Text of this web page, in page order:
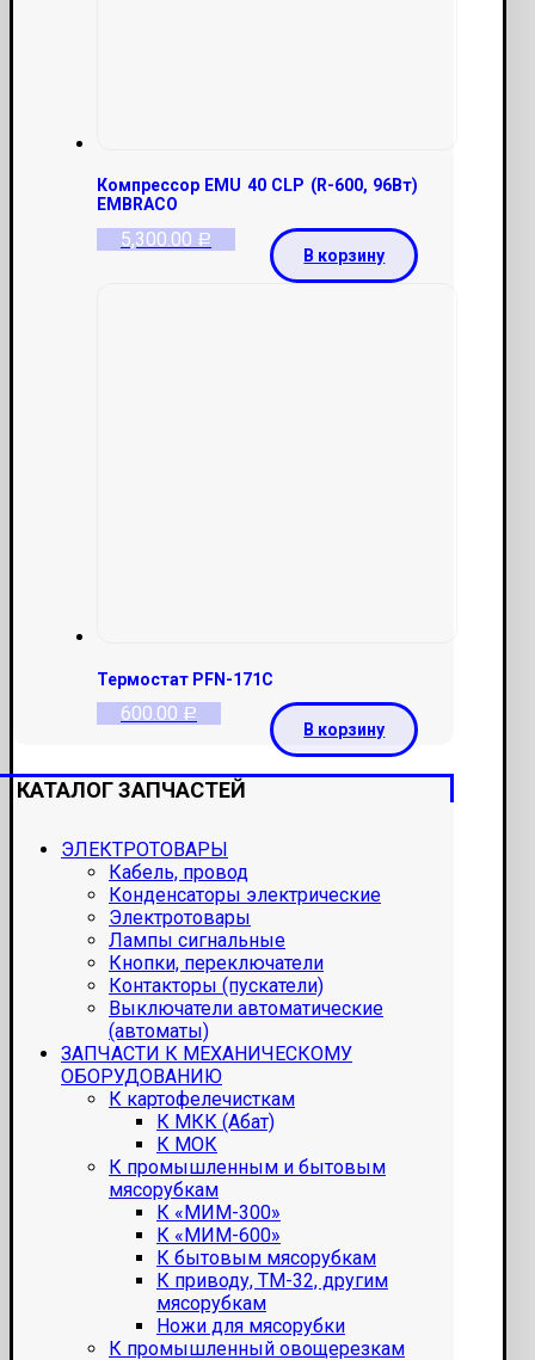
Компрессор EMU 40 CLP (R-600, 96Вт)
EMBRACO
5,300.00 Р
В корзину
Термостат PFN-171C
600.00 Р
В корзину
КАТАЛОГ ЗАПЧАСТЕЙ
ЭЛЕКТРОТОВАРЫ
Кабель, провод
Конденсаторы электрические
Электротовары
Лампы сигнальные
Кнопки, переключатели
Контакторы (пускатели)
Выключатели автоматические
(автоматы)
ЗАПЧАСТИ К МЕХАНИЧЕСКОМУ
ОБОРУДОВАНИЮ
К картофелечисткам
К МКК (Абат)
К МОК
К промышленным и бытовым
мясорубкам
К «МИМ-300»
К «МИМ-600»
К бытовым мясорубкам
К приводу, ТМ-32, другим
мясорубкам
Ножи для мясорубки
К промышленный овощерезкам